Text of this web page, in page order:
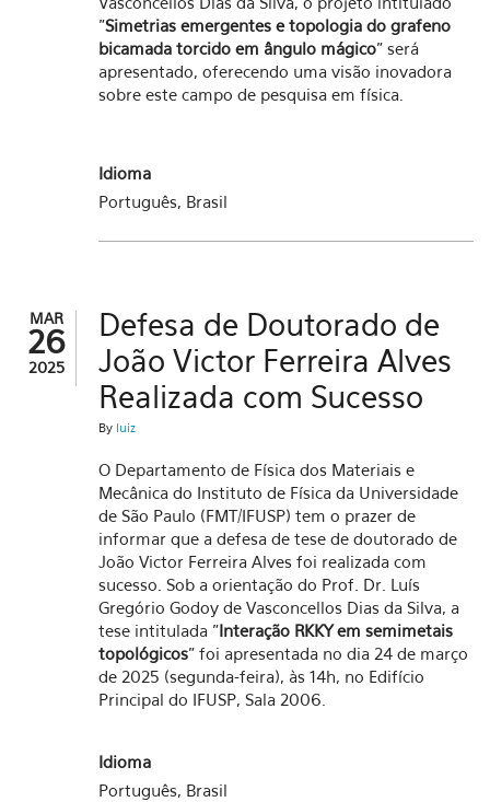
"Simetrias emergentes e topologia do grafeno
bicamada torcido em ângulo mágico" será
apresentado, oferecendo uma visão inovadora
sobre este campo de pesquisa em física.
Idioma
Português, Brasil
MAR
26
2025
Defesa de Doutorado de
João Victor Ferreira Alves
Realizada com Sucesso
By luiz
O Departamento de Física dos Materiais e
Mecânica do Instituto de Física da Universidade
de São Paulo (FMT/IFUSP) tem o prazer de
informar que a defesa de tese de doutorado de
João Victor Ferreira Alves foi realizada com
sucesso. Sob a orientação do Prof. Dr. Luís
Gregório Godoy de Vasconcellos Dias da Silva, a
tese intitulada "Interação RKKY em semimetais
topológicos" foi apresentada no dia 24 de março
de 2025 (segunda-feira), às 14h, no Edifício
Principal do IFUSP, Sala 2006.
Idioma
Português, Brasil